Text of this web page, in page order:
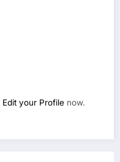
Edit your Profile now.